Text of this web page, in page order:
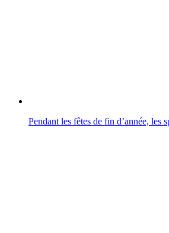
Pendant les fêtes de fin d’année, les